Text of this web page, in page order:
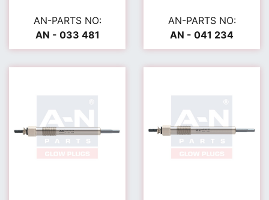
AN-PARTS NO:
AN - 033 481
AN-PARTS NO:
AN - 041 234